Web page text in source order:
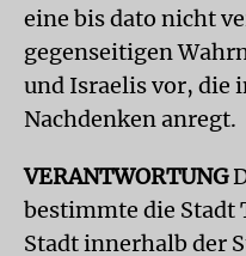
eine bis dato nicht
gegenseitigen
und Israelis vor, die
Nachdenken anregt.
VERANTWORTUNG
bestimmte die
Stadt innerhalb der